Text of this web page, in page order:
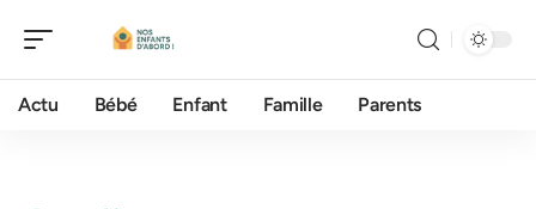
Actu Bébé Enfant Famille Parents